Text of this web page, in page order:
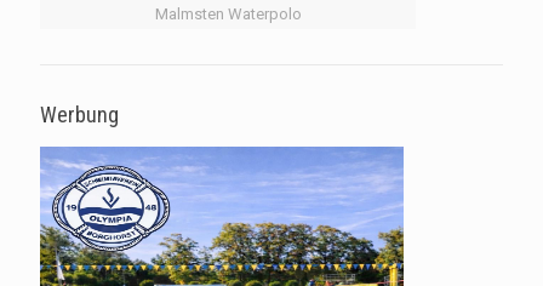
Malmsten Waterpolo
Werbung